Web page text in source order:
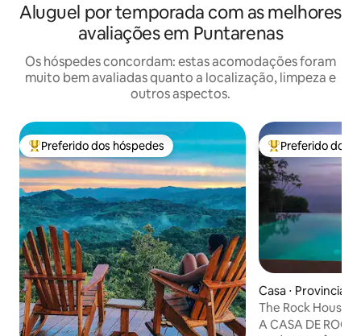
Aluguel por temporada com as melhores
avaliações em Puntarenas
Os hóspedes concordam: estas acomodações foram
muito bem avaliadas quanto a localização, limpeza e
outros aspectos.
Entre os melhores preferidos dos hóspedes
Preferido dos hóspedes Entre os
Preferido dos
Casa ⋅ Provincia
nas
The Rock House:
piscina de borda
A CASA DE